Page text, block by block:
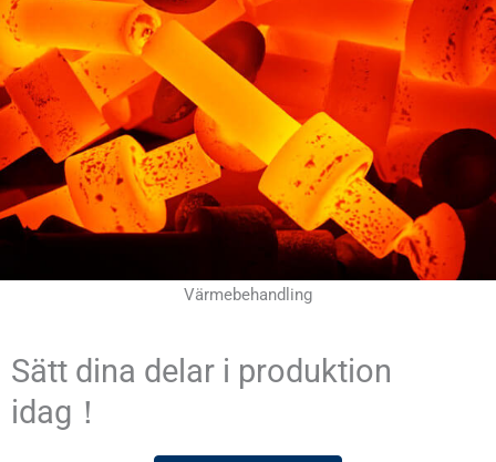
Värmebehandling
Sätt dina delar i produktion
idag！